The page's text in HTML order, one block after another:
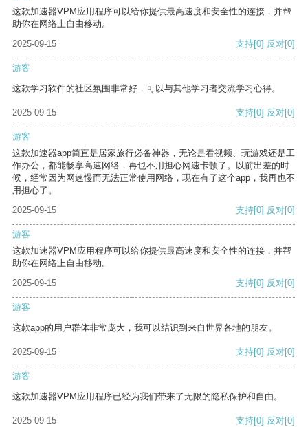
这款加速器VPM应用程序可以给你提供最高速度和安全性的连接，并帮
助你在网络上自由移动。
2025-09-15
支持[0] 反对[0]
游客
这款学习软件的社区氛围非常好，可以与其他学习者交流学习心得。
2025-09-15 支持[0] 反对[0]
游客
这款加速器app简直是居家旅行必备神器，无论是看视频、玩游戏还是工
作办公，都能畅享高速网络，再也不用担心网速卡顿了。以前出差的时
候，经常因为网速慢而无法正常使用网络，现在有了这个app，我再也不
用担心了。
2025-09-15
支持[0] 反对[0]
游客
这款加速器VPM应用程序可以给你提供最高速度和安全性的连接，并帮
助你在网络上自由移动。
2025-09-15
支持[0] 反对[0]
游客
这款app的用户群体非常庞大，我可以结识到来自世界各地的朋友。
2025-09-15 支持[0] 反对[0]
游客
这款加速器VPM应用程序已经为我们带来了无限的隐私保护和自由。
2025-09-15 支持[0] 反对[0]